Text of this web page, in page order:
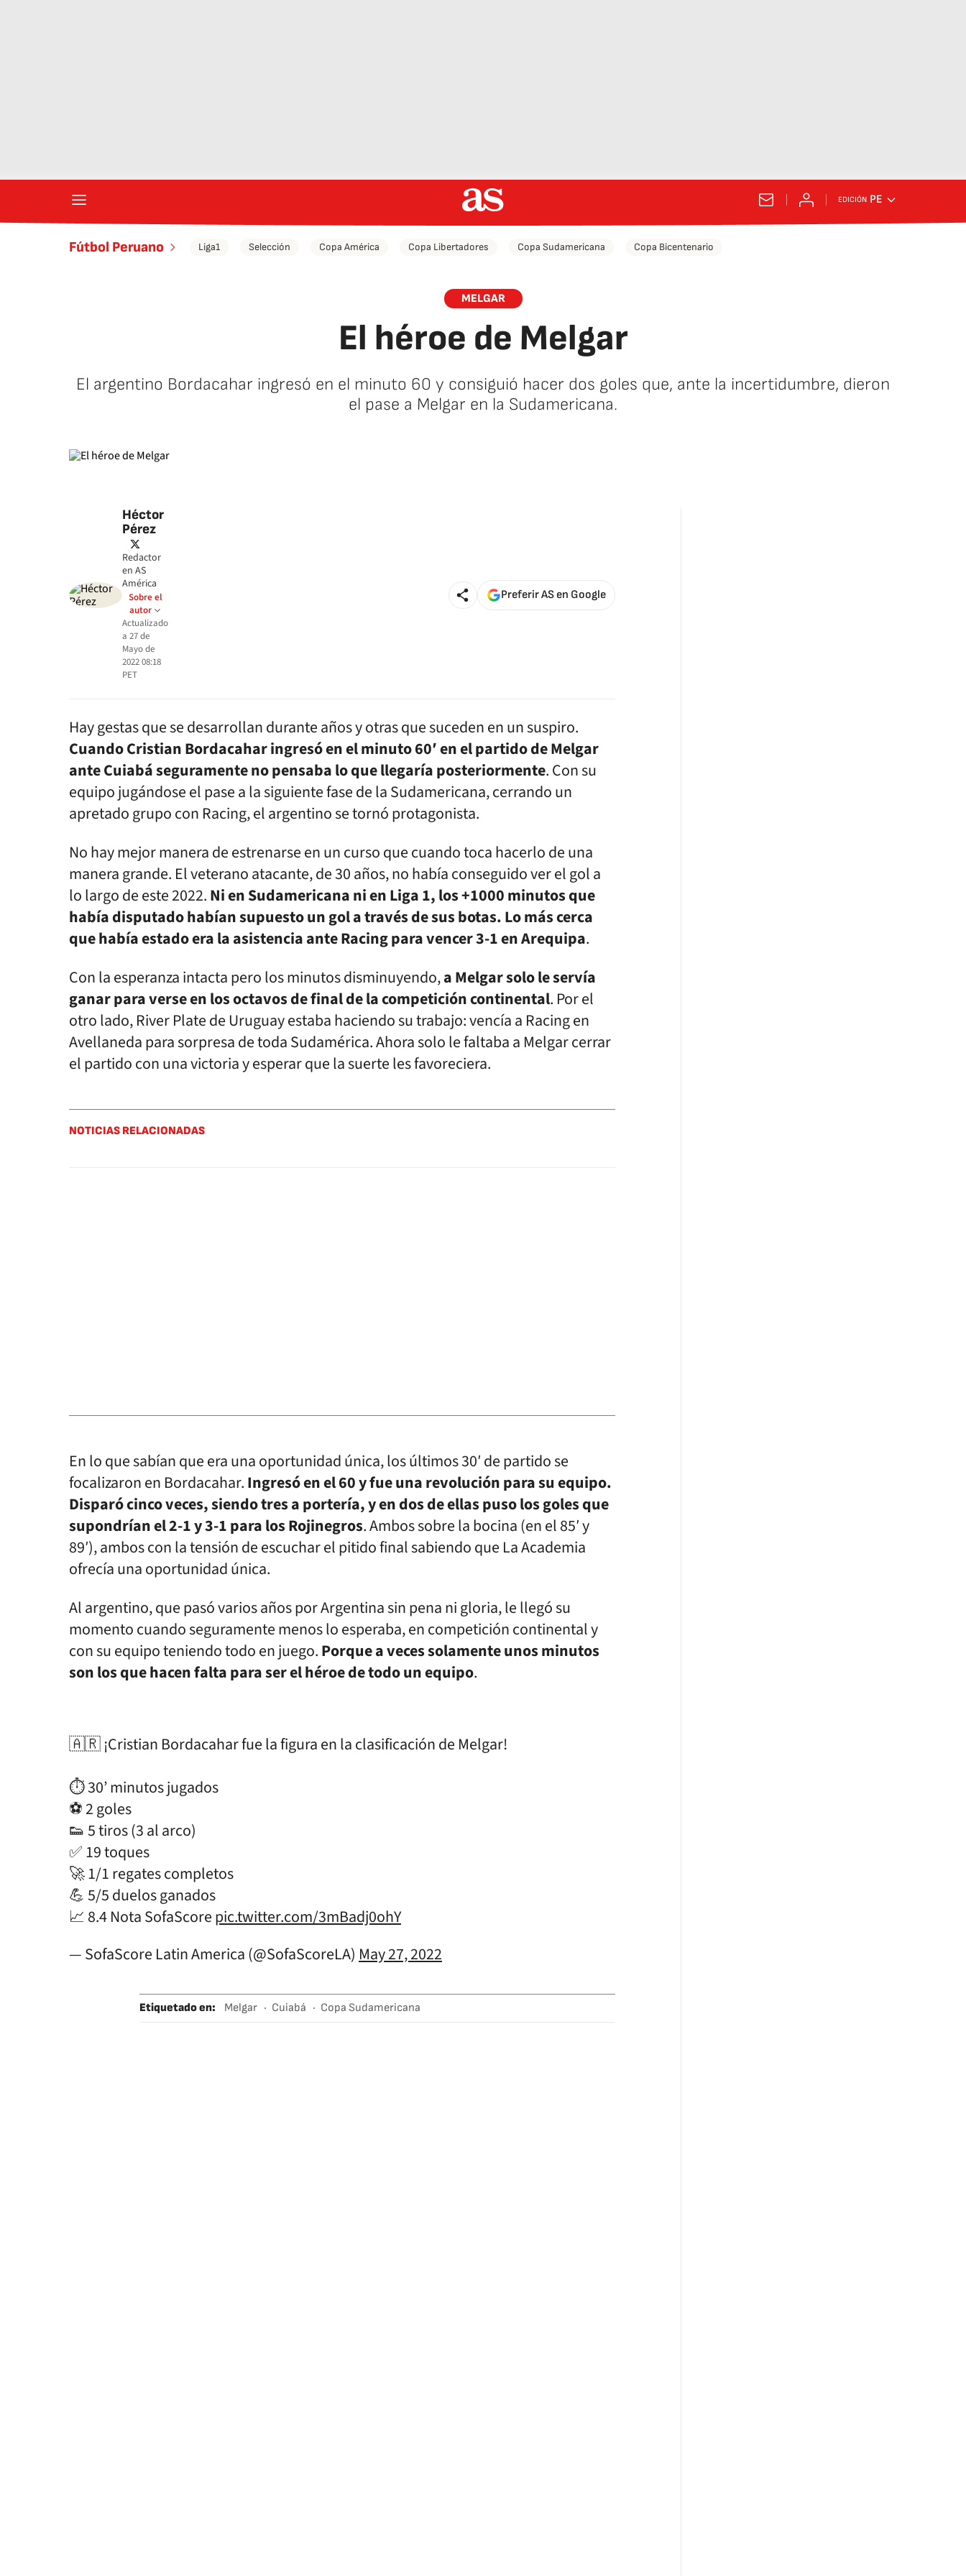
EDICIÓN PE
Fútbol Peruano Liga1 Selección Copa América Copa Libertadores Copa Sudamericana Copa Bicentenario
MELGAR
El héroe de Melgar
El argentino Bordacahar ingresó en el minuto 60 y consiguió hacer dos goles que, ante la incertidumbre, dieron
el pase a Melgar en la Sudamericana.
Héctor
Pérez
twitter
Redactor
en AS
América
Sobre el
autor
Actualizado
a 27 de
Mayo de
2022 08:18
PET
Preferir AS en Google
Hay gestas que se desarrollan durante años y otras que suceden en un suspiro.
Cuando Cristian Bordacahar ingresó en el minuto 60′ en el partido de Melgar
ante Cuiabá seguramente no pensaba lo que llegaría posteriormente. Con su
equipo jugándose el pase a la siguiente fase de la Sudamericana, cerrando un
apretado grupo con Racing, el argentino se tornó protagonista.
No hay mejor manera de estrenarse en un curso que cuando toca hacerlo de una
manera grande. El veterano atacante, de 30 años, no había conseguido ver el gol a
lo largo de este 2022.Ni en Sudamericana ni en Liga 1, los +1000 minutos que
había disputado habían supuesto un gol a través de sus botas. Lo más cerca
que había estado era la asistencia ante Racing para vencer 3-1 en Arequipa.
Con la esperanza intacta pero los minutos disminuyendo,a Melgar solo le servía
ganar para verse en los octavos de final de la competición continental. Por el
otro lado, River Plate de Uruguay estaba haciendo su trabajo: vencía a Racing en
Avellaneda para sorpresa de toda Sudamérica. Ahora solo le faltaba a Melgar cerrar
el partido con una victoria y esperar que la suerte les favoreciera.
NOTICIAS RELACIONADAS
En lo que sabían que era una oportunidad única, los últimos 30′ de partido se
focalizaron en Bordacahar.Ingresó en el 60 y fue una revolución para su equipo.
Disparó cinco veces, siendo tres a portería, y en dos de ellas puso los goles que
supondrían el 2-1 y 3-1 para los Rojinegros. Ambos sobre la bocina (en el 85′ y
89′), ambos con la tensión de escuchar el pitido final sabiendo que La Academia
ofrecía una oportunidad única.
Al argentino, que pasó varios años por Argentina sin pena ni gloria, le llegó su
momento cuando seguramente menos lo esperaba, en competición continental y
con su equipo teniendo todo en juego.Porque a veces solamente unos minutos
son los que hacen falta para ser el héroe de todo un equipo.
🇦🇷 ¡Cristian Bordacahar fue la figura en la clasificación de Melgar!
⏱ 30’ minutos jugados
⚽ 2 goles
👟 5 tiros (3 al arco)
✅ 19 toques
🚀 1/1 regates completos
💪 5/5 duelos ganados
📈 8.4 Nota SofaScorepic.twitter.com/3mBadj0ohY
— SofaScore Latin America (@SofaScoreLA) May 27, 2022
Etiquetado en: Melgar Cuiabá Copa Sudamericana